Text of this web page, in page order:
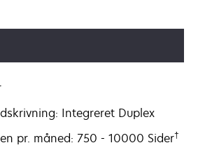
Integreret Duplex
pr. måned: 750 - 10000 Sider†